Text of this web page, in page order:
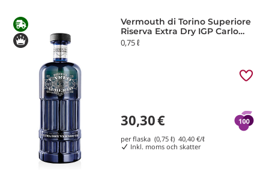
Vermouth di Torino Superiore
Riserva Extra Dry IGP Carlo
Alberto
0,75 ℓ
30,30€
per flaska (0,75 ℓ) 40,40€/ℓ
Inkl. moms och skatter